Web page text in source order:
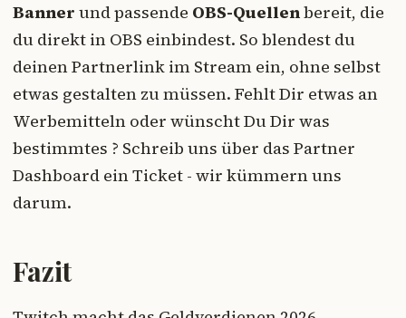
Banner und passende OBS-Quellenbereit, die
du direkt in OBS einbindest. So blendest du
deinen Partnerlink im Stream ein, ohne selbst
etwas gestalten zu müssen. Fehlt Dir etwas an
Werbemitteln oder wünscht Du Dir was
bestimmtes ? Schreib uns über das Partner
Dashboard ein Ticket - wir kümmern uns
darum.
Fazit